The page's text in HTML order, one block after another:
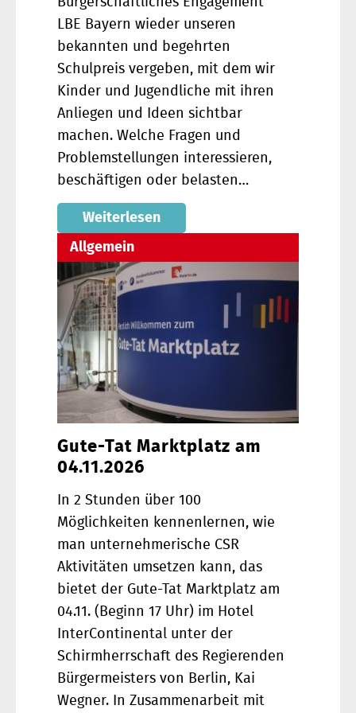
LBE Bayern wieder unseren
bekannten und begehrten
Schulpreis vergeben, mit dem wir
Kinder und Jugendliche mit ihren
Anliegen und Ideen sichtbar
machen. Welche Fragen und
Problemstellungen interessieren,
beschäftigen oder belasten…
Weiterlesen
Allgemein
Gute-Tat Marktplatz am
04.11.2026
In 2 Stunden über 100
Möglichkeiten kennenlernen, wie
man unternehmerische CSR
Aktivitäten umsetzen kann, das
bietet der Gute-Tat Marktplatz am
04.11. (Beginn 17 Uhr) im Hotel
InterContinental unter der
Schirmherrschaft des Regierenden
Bürgermeisters von Berlin, Kai
Wegner. In Zusammenarbeit mit